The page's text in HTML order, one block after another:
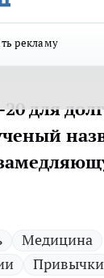
рекламу
для
Медицина
Привычки